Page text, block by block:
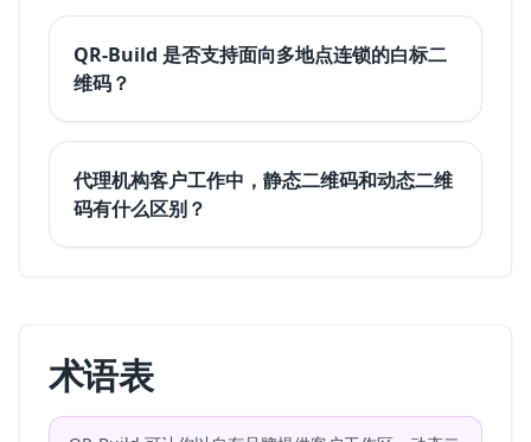
QR-Build 是否支持面向多地点连锁的白标二
维码？
代理机构客户工作中，静态二维码和动态二维
码有什么区别？
术语表